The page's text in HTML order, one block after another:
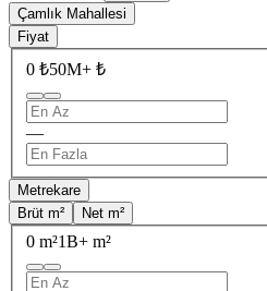
Çamlık Mahallesi
Fiyat
0 ₺50M+ ₺
—
Metrekare
Brüt m²
Net m²
0 m²1B+ m²